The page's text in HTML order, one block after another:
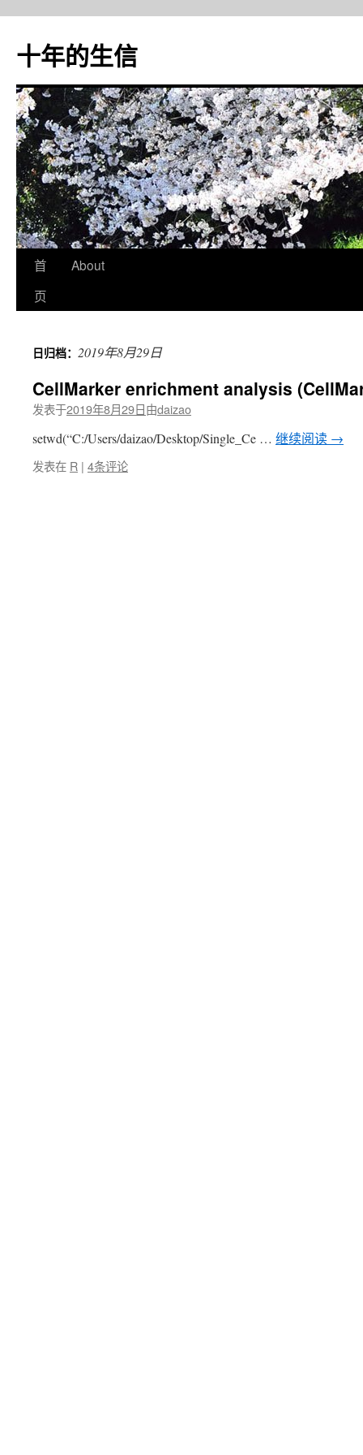
十年的生信
跳
至
文
首
页
About
日归档： 2019年8月29日
CellMarker enrichment analysis
发表于2019年8月29日由daizao
setwd(“C:/Users/daizao/Desktop/Single_Ce … 继续阅读 →
发表在 R | 4条评论